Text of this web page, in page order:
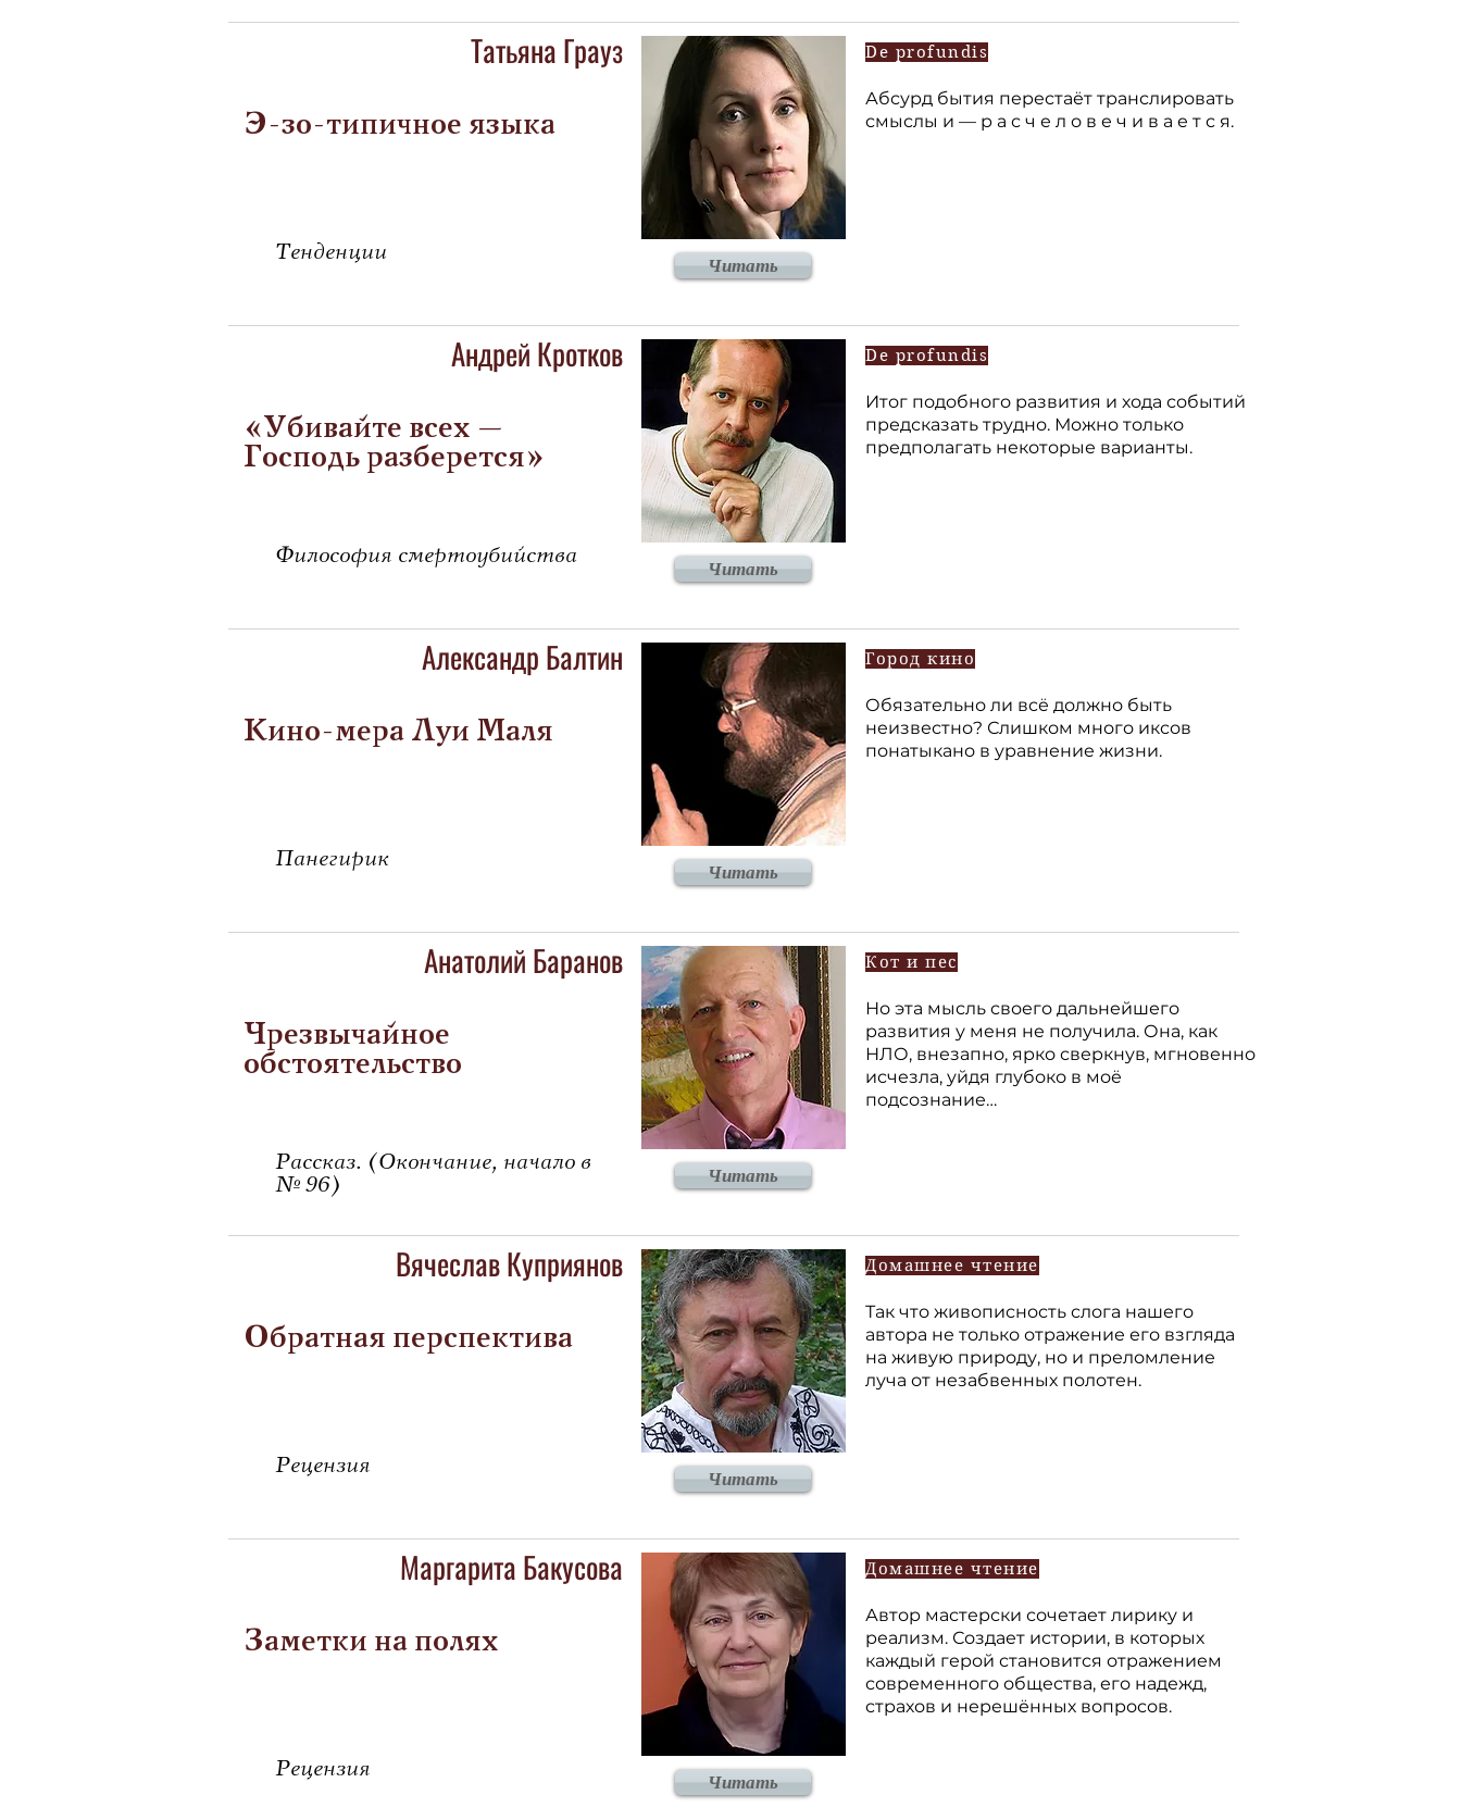
Татьяна Грауз
Э-зо-типичное языка
Тенденции Читать
De profundis
Абсурд бытия перестаёт транслировать
смыслы и — р а с ч е л о в е ч и в а е т с я.
Андрей Кротков
«Убивайте всех –
Господь разберется»
Философия смертоубийства Читать
De profundis
Итог подобного развития и хода событий
предсказать трудно. Можно только
предполагать некоторые варианты.
Александр Балтин
Кино-мера Луи Маля
Панегирик Читать
Город кино
Обязательно ли всё должно быть
неизвестно? Слишком много иксов
понатыкано в уравнение жизни.
Анатолий Баранов
Чрезвычайное
обстоятельство
Рассказ. (Окончание, начало в
№ 96)
Читать
Кот и пес
Но эта мысль своего дальнейшего
развития у меня не получила. Она, как
НЛО, внезапно, ярко сверкнув, мгновенно
исчезла, уйдя глубоко в моё
подсознание…
Вячеслав Куприянов
Обратная перспектива
Рецензия Читать
Домашнее чтение
Так что живописность слога нашего
автора не только отражение его взгляда
на живую природу, но и преломление
луча от незабвенных полотен.
Маргарита Бакусова
Заметки на полях
Рецензия Читать
Домашнее чтение
Автор мастерски сочетает лирику и
реализм. Создает истории, в которых
каждый герой становится отражением
современного общества, его надежд,
страхов и нерешённых вопросов.